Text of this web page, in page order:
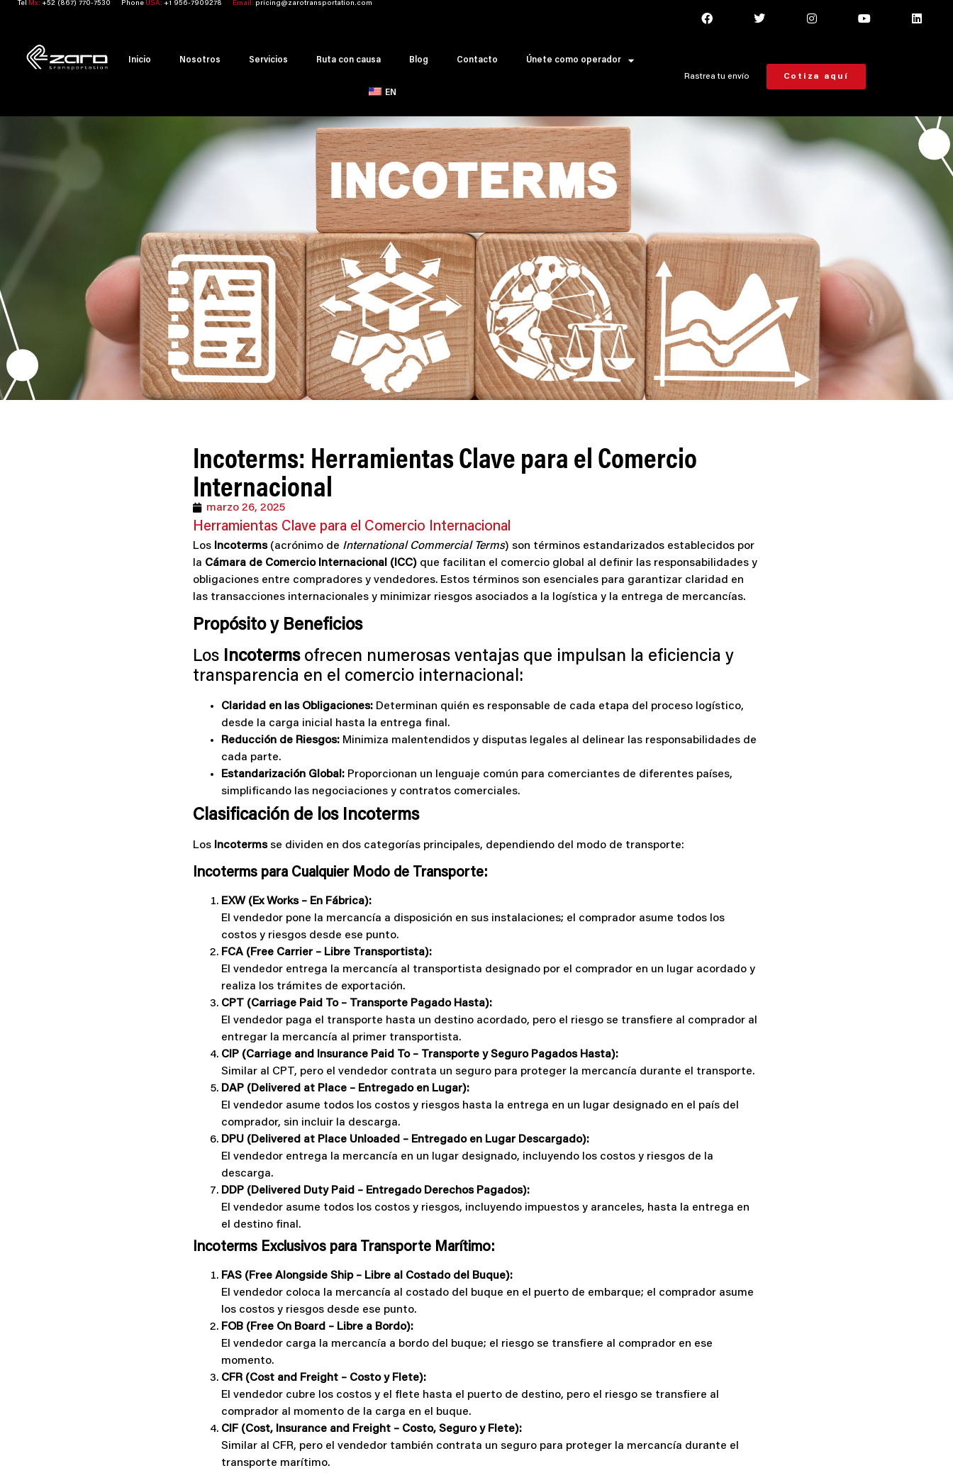
Tel Mx: +52 (867) 770-7530 Phone USA: +1 956-7909278 Email: pricing@zarotransportation.com
Inicio Nosotros Servicios Ruta con causa Blog Contacto Únete como operador
EN
Rastrea tu envío Cotiza aquí
Incoterms: Herramientas Clave para el Comercio
Internacional
marzo 26, 2025
Herramientas Clave para el Comercio Internacional
Los Incoterms(acrónimo de International Commercial Terms) son términos estandarizados establecidos por
la Cámara de Comercio Internacional (ICC) que facilitan el comercio global al definir las responsabilidades y
obligaciones entre compradores y vendedores. Estos términos son esenciales para garantizar claridad en
las transacciones internacionales y minimizar riesgos asociados a la logística y la entrega de mercancías.
Propósito y Beneficios
Los Incotermsofrecen numerosas ventajas que impulsan la eficiencia y
transparencia en el comercio internacional:
Claridad en las Obligaciones: Determinan quién es responsable de cada etapa del proceso logístico,
desde la carga inicial hasta la entrega final.
Reducción de Riesgos: Minimiza malentendidos y disputas legales al delinear las responsabilidades de
cada parte.
Estandarización Global: Proporcionan un lenguaje común para comerciantes de diferentes países,
simplificando las negociaciones y contratos comerciales.
Clasificación de los Incoterms
Los Incotermsse dividen en dos categorías principales, dependiendo del modo de transporte:
Incoterms para Cualquier Modo de Transporte:
EXW (Ex Works – En Fábrica):
El vendedor pone la mercancía a disposición en sus instalaciones; el comprador asume todos los
costos y riesgos desde ese punto.
FCA (Free Carrier – Libre Transportista):
El vendedor entrega la mercancía al transportista designado por el comprador en un lugar acordado y
realiza los trámites de exportación.
CPT (Carriage Paid To – Transporte Pagado Hasta):
El vendedor paga el transporte hasta un destino acordado, pero el riesgo se transfiere al comprador al
entregar la mercancía al primer transportista.
CIP (Carriage and Insurance Paid To – Transporte y Seguro Pagados Hasta):
Similar al CPT, pero el vendedor contrata un seguro para proteger la mercancía durante el transporte.
DAP (Delivered at Place – Entregado en Lugar):
El vendedor asume todos los costos y riesgos hasta la entrega en un lugar designado en el país del
comprador, sin incluir la descarga.
DPU (Delivered at Place Unloaded – Entregado en Lugar Descargado):
El vendedor entrega la mercancía en un lugar designado, incluyendo los costos y riesgos de la
descarga.
DDP (Delivered Duty Paid – Entregado Derechos Pagados):
El vendedor asume todos los costos y riesgos, incluyendo impuestos y aranceles, hasta la entrega en
el destino final.
Incoterms Exclusivos para Transporte Marítimo:
FAS (Free Alongside Ship – Libre al Costado del Buque):
El vendedor coloca la mercancía al costado del buque en el puerto de embarque; el comprador asume
los costos y riesgos desde ese punto.
FOB (Free On Board – Libre a Bordo):
El vendedor carga la mercancía a bordo del buque; el riesgo se transfiere al comprador en ese
momento.
CFR (Cost and Freight – Costo y Flete):
El vendedor cubre los costos y el flete hasta el puerto de destino, pero el riesgo se transfiere al
comprador al momento de la carga en el buque.
CIF (Cost, Insurance and Freight – Costo, Seguro y Flete):
Similar al CFR, pero el vendedor también contrata un seguro para proteger la mercancía durante el
transporte marítimo.